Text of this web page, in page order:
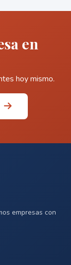
en
hoy mismo.
empresas con